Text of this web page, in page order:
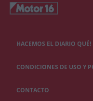
HACEMOS EL DIARIO QUÉ!
CONDICIONES DE USO Y
CONTACTO